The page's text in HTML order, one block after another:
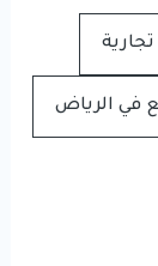
في الرياض